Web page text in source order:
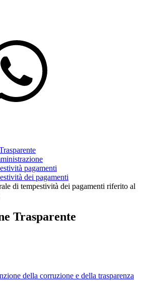
pagamenti
dei pagamenti
di tempestività dei pagamenti riferito al
Trasparente
della corruzione e della trasparenza